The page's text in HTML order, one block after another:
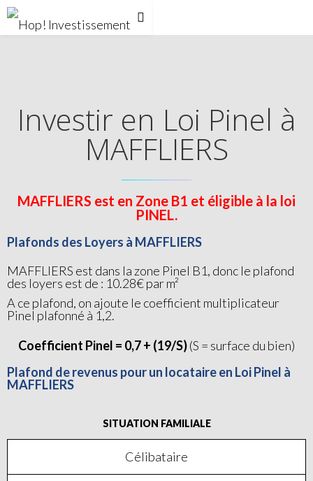
Investir en Loi Pinel à
MAFFLIERS
MAFFLIERS est en Zone B1 et éligible à la loi
PINEL.
Plafonds des Loyers à MAFFLIERS
MAFFLIERS est dans la zone Pinel B1, donc le plafond
des loyers est de : 10.28€ par m²
A ce plafond, on ajoute le coefficient multiplicateur
Pinel plafonné à 1,2.
Coefficient Pinel = 0,7 + (19/S)(S = surface du bien)
Plafond de revenus pour un locataire en Loi Pinel à
MAFFLIERS
SITUATION FAMILIALE
Célibataire